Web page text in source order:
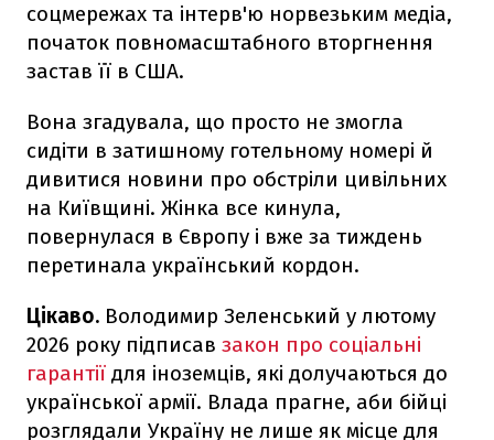
соцмережах та інтерв'ю норвезьким медіа,
початок повномасштабного вторгнення
застав її в США.
Вона згадувала, що просто не змогла
сидіти в затишному готельному номері й
дивитися новини про обстріли цивільних
на Київщині. Жінка все кинула,
повернулася в Європу і вже за тиждень
перетинала український кордон.
Цікаво. Володимир Зеленський у лютому
2026 року підписав закон про соціальні
гарантії для іноземців, які долучаються до
української армії. Влада прагне, аби бійці
розглядали Україну не лише як місце для